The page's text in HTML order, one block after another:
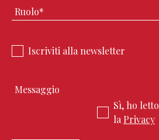
Iscriviti alla newsletter
Sì, ho letto
la Privacy